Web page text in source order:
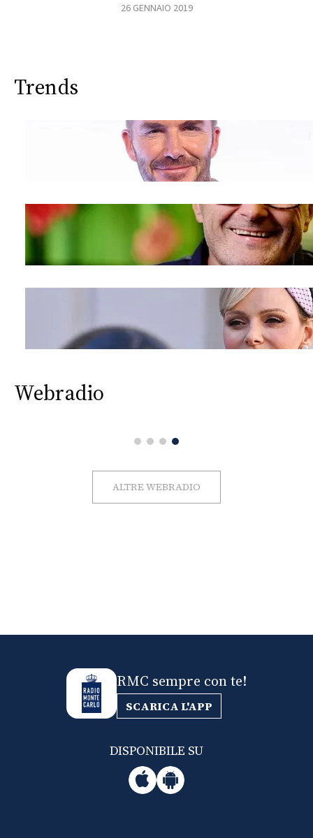
26 GENNAIO 2019
Trends
Webradio
ALTRE WEBRADIO
RMC sempre con te!
SCARICA L'APP
DISPONIBILE SU